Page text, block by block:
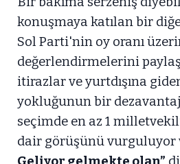
konuşmaya katılan bir
Sol Parti'nin oy oranı
değerlendirmelerini
itirazlar ve yurtdışına
yokluğunun bir
seçimde en az 1
dair görüşünü vurguluyor